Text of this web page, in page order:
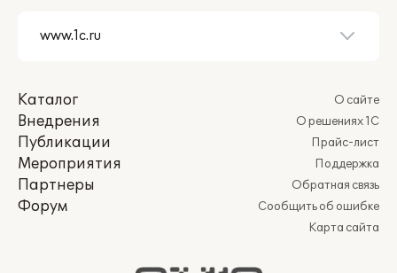
Каталог
Внедрения
Публикации
Мероприятия
Партнеры
Форум
О сайте
О решениях 1С
Прайс-лист
Поддержка
Обратная связь
Сообщить об ошибке
Карта сайта